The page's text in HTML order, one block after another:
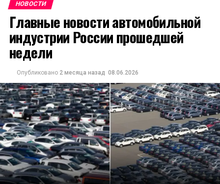
НОВОСТИ
Главные новости автомобильной
индустрии России прошедшей
недели
Опубликовано 2 месяца назад 08.06.2026